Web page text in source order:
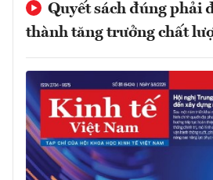
Quyết sách đúng phải
thành tăng trưởng chất